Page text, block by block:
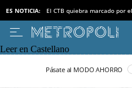
ES NOTICIA: El CTB quiebra marcado por
Leer en Castellano
Pásate al MODO AHORRO